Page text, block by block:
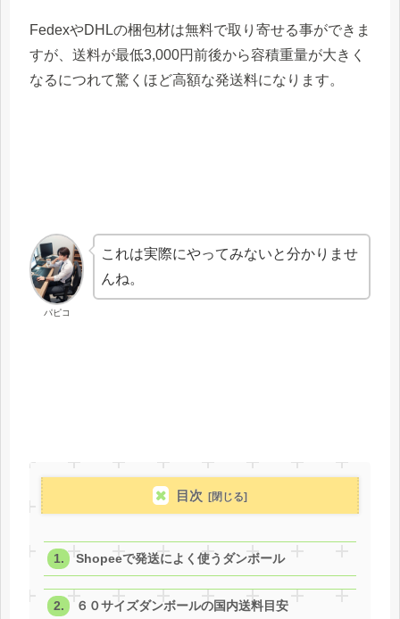
FedexやDHLの梱包材は無料で取り寄せる事ができま
すが、送料が最低3,000円前後から容積重量が大きく
なるにつれて驚くほど高額な発送料になります。
パピコ
これは実際にやってみないと分かりませ
んね。
目次
Shopeeで発送によく使うダンボール
６０サイズダンボールの国内送料目安